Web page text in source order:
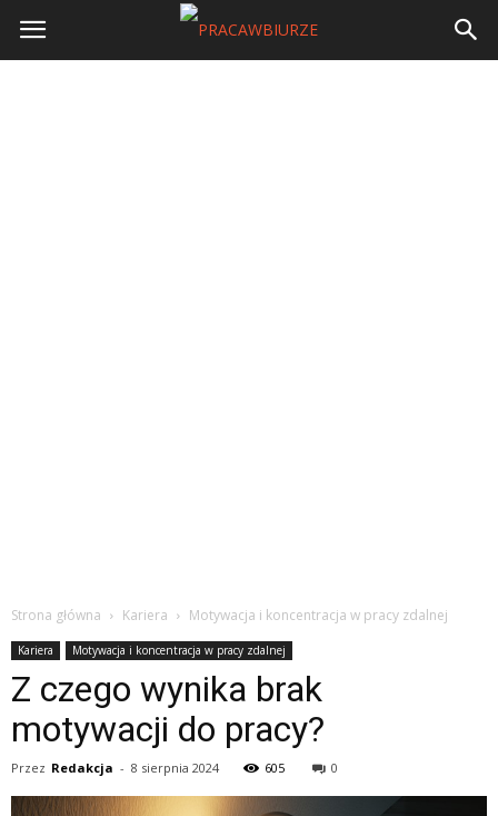
Strona główna Kariera Motywacja i koncentracja w pracy zdalnej
Kariera Motywacja i koncentracja w pracy zdalnej
Z czego wynika brak
motywacji do pracy?
Przez Redakcja - 8 sierpnia 2024 605 0